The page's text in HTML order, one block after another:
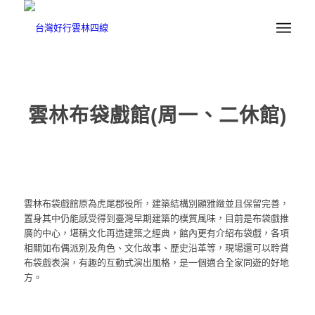
雲林布袋戲館(周一、二休館)
雲林布袋戲館原為虎尾郡役所，建築結構別顯雅緻並且保留完善，
置身其中仍能感受得到臺灣早期建築的樸質風味，目前是布袋戲推
廣的中心，堪稱文化再造建築之經典，館內更有介紹布袋戲，各項
相關如布偶派別及角色、文化故事、歷史沿革等，現場還可以聆賞
布袋戲表演，有趣的互動式演出風格，是一個適合全家同遊的好地
方。